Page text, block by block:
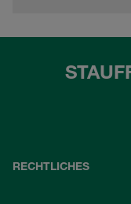
RECHTLICHES